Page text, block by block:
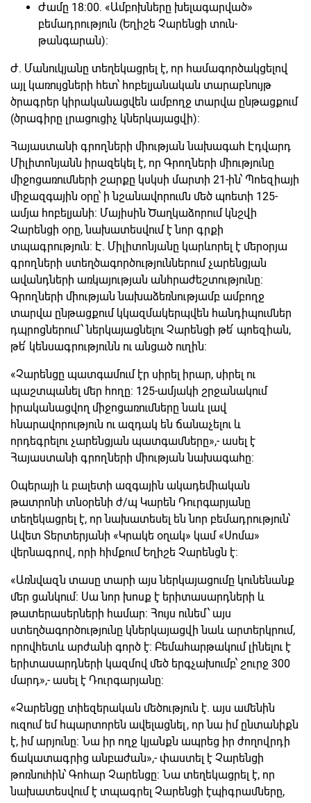
Ժամը 18:00. «Ամբոխները խելագարված»
բեմադրություն (Եղիշե Չարենցի տուն-
թանգարան):
Ժ. Մանուկյանը տեղեկացրել է, որ համագործակցելով
այլ կառույցների հետ՝ հոբելյանական տարաբնույթ
ծրագրեր կիրականացվեն ամբողջ տարվա ընթացքում
(ծրագիրը լրացուցիչ կներկայացվի):
Հայաստանի գրողների միության նախագահ Էդվարդ
Միլիտոնյանն իրազեկել է, որ Գրողների միությունը
միջոցառումների շարքը կսկսի մարտի 21-ին՝ Պոեզիայի
միջազգային օրը՝ ի նշանավորումն մեծ պոետի 125-
ամյա հոբելյանի: Մայիսին Ծաղկաձորում կնշվի
Չարենցի օրը, նախատեսվում է նոր գրքի
տպագրություն: Է. Միլիտոնյանը կարևորել է մերօրյա
գրողների ստեղծագործություններում չարենցյան
ավանդների առկայության անհրաժեշտությունը:
Գրողների միության նախաձեռնությամբ ամբողջ
տարվա ընթացքում կկազմակերպվեն հանդիպումներ
դպրոցներում՝ ներկայացնելու Չարենցի թե՛ պոեզիան,
թե՛ կենսագրությունն ու անցած ուղին:
«Չարենցը պատգամում էր սիրել իրար, սիրել ու
պաշտպանել մեր հողը: 125-ամյակի շրջանակում
իրականացվող միջոցառումները նաև լավ
հնարավորություն ու ազդակ են ճանաչելու և
որդեգրելու չարենցյան պատգամները»,- ասել է
Հայաստանի գրողների միության նախագահը:
Օպերայի և բալետի ազգային ակադեմիական
թատրոնի տնօրենի ժ/պ Կարեն Դուրգարյանը
տեղեկացրել է, որ նախատեսել են նոր բեմադրություն՝
Ավետ Տերտերյանի «Կրակե օղակ» կամ «Սոմա»
վերնագրով, որի հիմքում Եղիշե Չարենցն է:
«Առնվազն տասը տարի այս ներկայացումը կունենանք
մեր ցանկում: Սա նոր խոսք է երիտասարդների և
թատերասերների համար: Հույս ունեմ՝ այս
ստեղծագործությունը կներկայացվի նաև արտերկրում,
որովհետև արժանի գործ է: Բեմահարթակում լինելու է
երիտասարդների կազմով մեծ երգչախումբ՝ շուրջ 300
մարդ»,- ասել է Դուրգարյանը:
«Չարենցը տիեզերական մեծություն է. այս ամենին
ուզում եմ հպարտորեն ավելացնել, որ նա իմ ընտանիքն
է, իմ արյունը: Նա իր ողջ կյանքն ապրեց իր ժողովրդի
ճակատագրից անբաժան»,- փաստել է Չարենցի
թոռնուհին՝ Գոհար Չարենցը: Նա տեղեկացրել է, որ
նախատեսվում է տպագրել Չարենցի էպիգրամները,